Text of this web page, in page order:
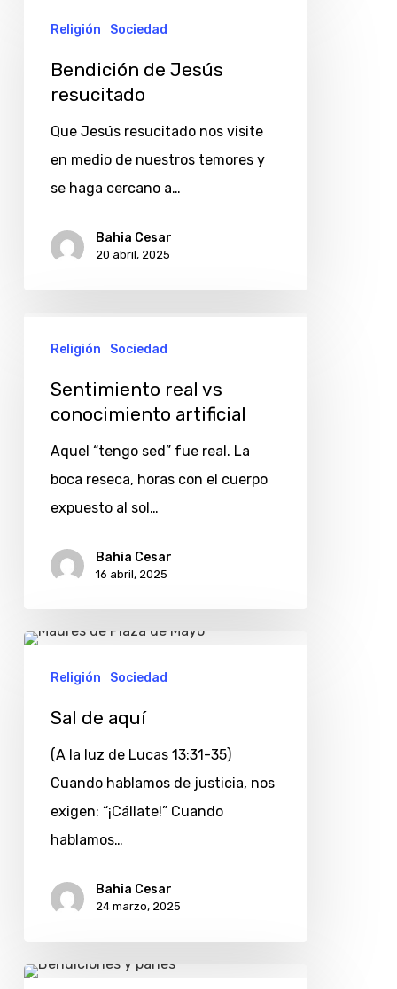
resucitado
Religión Sociedad
Bendición de Jesús
resucitado
Que Jesús resucitado nos visite
en medio de nuestros temores y
se haga cercano a…
Bahia Cesar
20 abril, 2025
conocimiento
Religión Sociedad
Sentimiento real vs
conocimiento artificial
Aquel “tengo sed” fue real. La
boca reseca, horas con el cuerpo
expuesto al sol…
Bahia Cesar
16 abril, 2025
Sal
Religión Sociedad
Sal de aquí
(A la luz de Lucas 13:31-35)
Cuando hablamos de justicia, nos
exigen: “¡Cállate!” Cuando
hablamos…
Bahia Cesar
24 marzo, 2025
Bendiciones